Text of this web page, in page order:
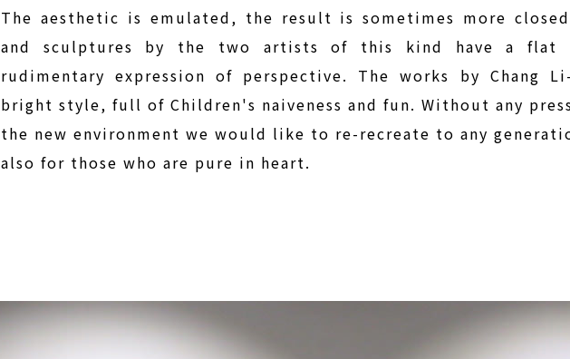
The aesthetic is emulated, the result is sometimes more
and sculptures by the two artists of this kind have a flat
rudimentary expression of perspective. The works by Chang
bright style, full of Children's naiveness and fun. Without any
the new environment we would like to re-recreate to any
also for those who are pure in heart.